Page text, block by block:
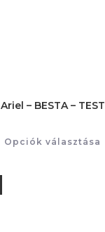
Ariel – BESTA – TEST
Opciók választása